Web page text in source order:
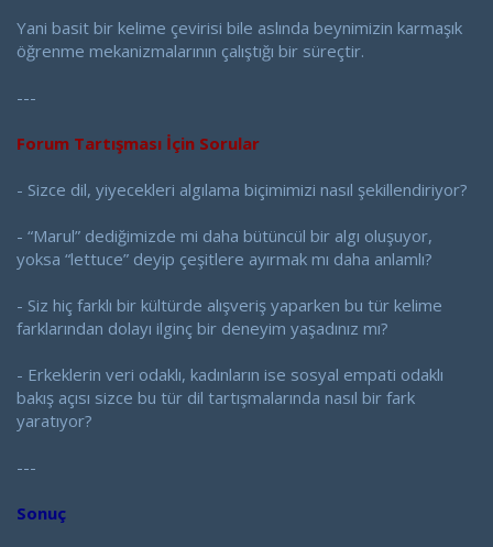
Yani basit bir kelime çevirisi bile aslında beynimizin karmaşık
öğrenme mekanizmalarının çalıştığı bir süreçtir.
---
Forum Tartışması İçin Sorular
- Sizce dil, yiyecekleri algılama biçimimizi nasıl şekillendiriyor?
- “Marul” dediğimizde mi daha bütüncül bir algı oluşuyor,
yoksa “lettuce” deyip çeşitlere ayırmak mı daha anlamlı?
- Siz hiç farklı bir kültürde alışveriş yaparken bu tür kelime
farklarından dolayı ilginç bir deneyim yaşadınız mı?
- Erkeklerin veri odaklı, kadınların ise sosyal empati odaklı
bakış açısı sizce bu tür dil tartışmalarında nasıl bir fark
yaratıyor?
---
Sonuç